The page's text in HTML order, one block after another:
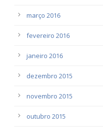
março 2016
fevereiro 2016
janeiro 2016
dezembro 2015
novembro 2015
outubro 2015